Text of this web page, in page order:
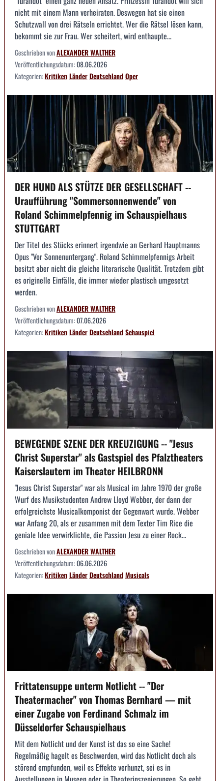
nicht mit einem Mann verheiraten. Deswegen hat sie einen
Schutzwall von drei Rätseln errichtet. Wer die Rätsel lösen kann,
bekommt sie zur Frau. Wer scheitert, wird enthaupte...
Geschrieben vonALEXANDER WALTHER
Veröffentlichungsdatum:08.06.2026
Kategorien:KritikenLänderDeutschlandOper
DER HUND ALS STÜTZE DER GESELLSCHAFT --
Uraufführung "Sommersonnenwende" von
Roland Schimmelpfennig im Schauspielhaus
STUTTGART
Der Titel des Stücks erinnert irgendwie an Gerhard Hauptmanns
Opus "Vor Sonnenuntergang". Roland Schimmelpfennigs Arbeit
besitzt aber nicht die gleiche literarische Qualität. Trotzdem gibt
es originelle Einfälle, die immer wieder plastisch umgesetzt
werden.
Geschrieben vonALEXANDER WALTHER
Veröffentlichungsdatum:07.06.2026
Kategorien:KritikenLänderDeutschlandSchauspiel
BEWEGENDE SZENE DER KREUZIGUNG -- "Jesus
Christ Superstar" als Gastspiel des Pfalztheaters
Kaiserslautern im Theater HEILBRONN
"Jesus Christ Superstar" war als Musical im Jahre 1970 der große
Wurf des Musikstudenten Andrew Lloyd Webber, der dann der
erfolgreichste Musicalkomponist der Gegenwart wurde. Webber
war Anfang 20, als er zusammen mit dem Texter Tim Rice die
geniale Idee verwirklichte, die Passion Jesu zu einer Rock...
Geschrieben vonALEXANDER WALTHER
Veröffentlichungsdatum:06.06.2026
Kategorien:KritikenLänderDeutschlandMusicals
Frittatensuppe unterm Notlicht -- "Der
Theatermacher" von Thomas Bernhard — mit
einer Zugabe von Ferdinand Schmalz im
Düsseldorfer Schauspielhaus
Mit dem Notlicht und der Kunst ist das so eine Sache!
Regelmäßig hagelt es Beschwerden, wird das Notlicht doch als
störend empfunden, weil es Effekte verhunzt, sei es in